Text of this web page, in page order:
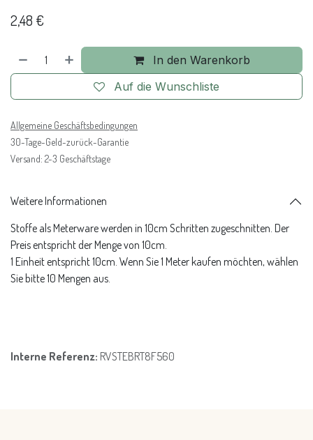
2,48 €
In den Warenkorb
Auf die Wunschliste
Allgemeine Geschäftsbedingungen
30-Tage-Geld-zurück-Garantie
Versand: 2-3 Geschäftstage
Weitere Informationen
Stoffe als Meterware werden in 10cm Schritten zugeschnitten. Der
Preis entspricht der Menge von 10cm.
1 Einheit entspricht 10cm. Wenn Sie 1 Meter kaufen möchten, wählen
Sie bitte 10 Mengen aus.
Interne Referenz: RVSTEBRT8F560